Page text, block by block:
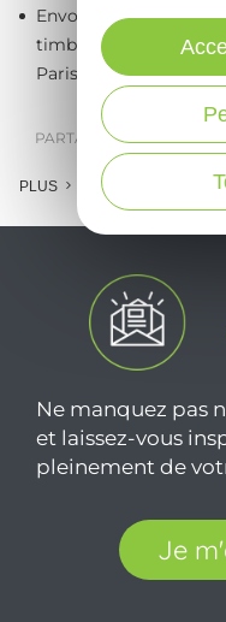
Envoyer un courrier
timbre) Défenseur des
Paris CEDEX 07
PARTAGER : E-
PLUS
Ne manquez pas
et laissez-vous
pleinement de
Je